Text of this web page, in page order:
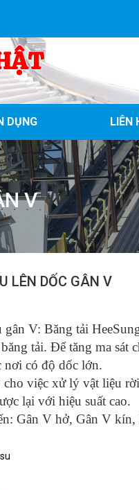
DỤNG LIÊN
V
LÊN DỐC GÂN V
gân V: Băng tải
tải. Để tăng ma sát
nơi có độ dốc lớn.
việc xử lý vật liệu
lại với hiệu suất cao.
Gân V hở, Gân V